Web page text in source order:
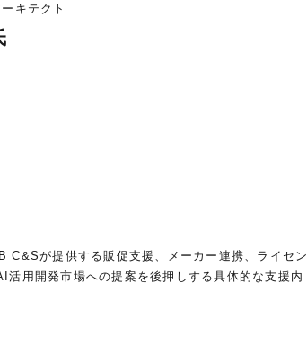
キテクト
C&Sが提供する販促支援、メーカー連携、ライセン
用開発市場への提案を後押しする具体的な支援内